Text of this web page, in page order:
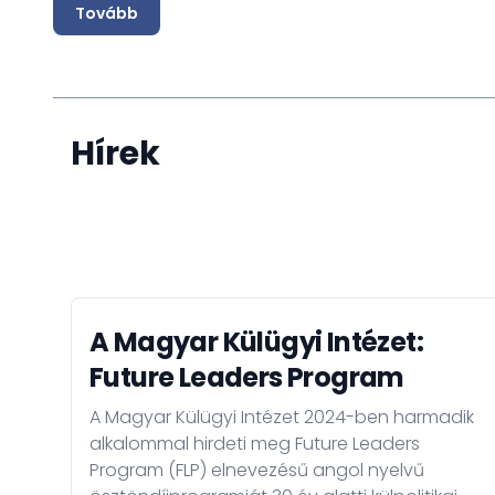
Tovább
Hírek
A Magyar Külügyi Intézet:
Future Leaders Program
A Magyar Külügyi Intézet 2024-ben harmadik
alkalommal hirdeti meg Future Leaders
Program (FLP) elnevezésű angol nyelvű